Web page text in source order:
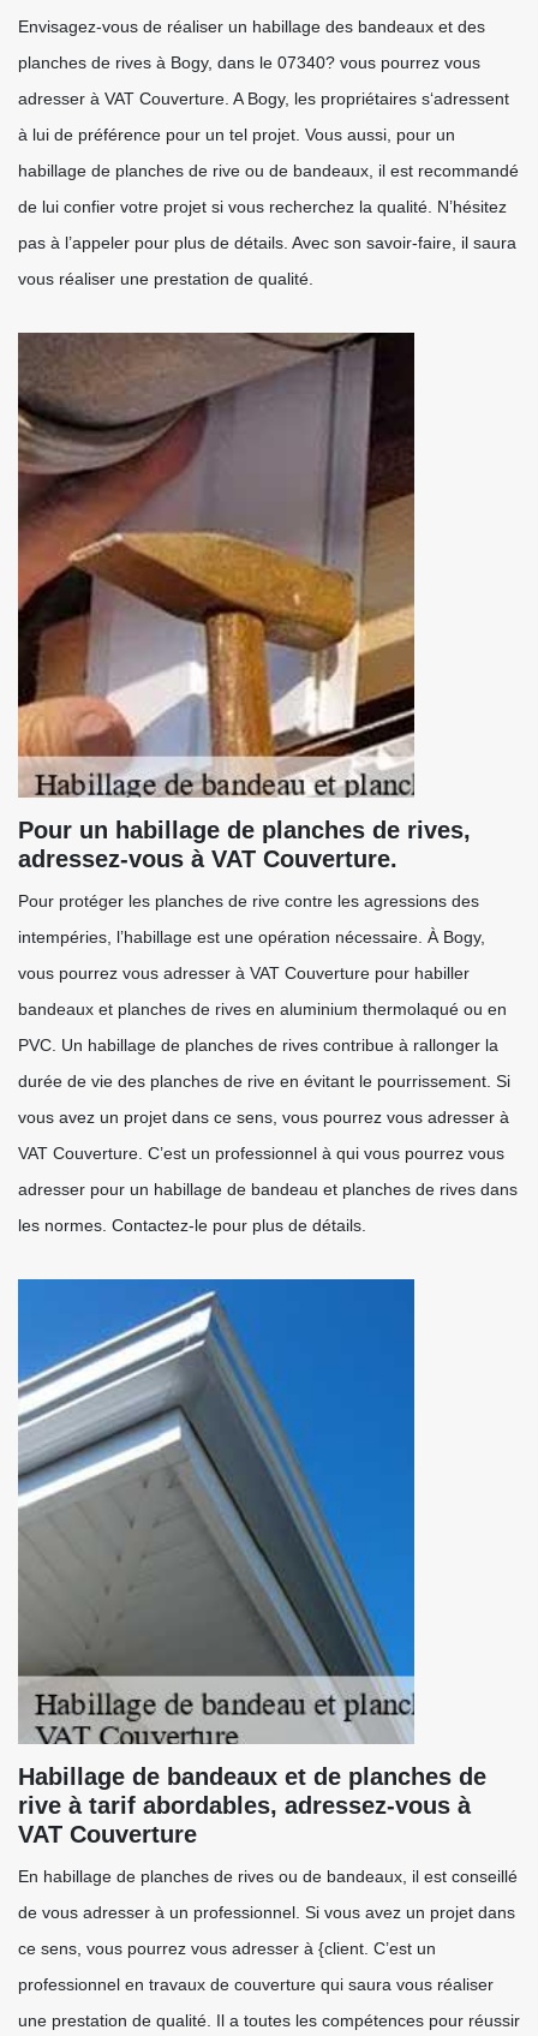
Envisagez-vous de réaliser un habillage des bandeaux et des
planches de rives à Bogy, dans le 07340? vous pourrez vous
adresser à VAT Couverture. A Bogy, les propriétaires s‘adressent
à lui de préférence pour un tel projet. Vous aussi, pour un
habillage de planches de rive ou de bandeaux, il est recommandé
de lui confier votre projet si vous recherchez la qualité. N’hésitez
pas à l’appeler pour plus de détails. Avec son savoir-faire, il saura
vous réaliser une prestation de qualité.
Pour un habillage de planches de rives,
adressez-vous à VAT Couverture.
Pour protéger les planches de rive contre les agressions des
intempéries, l’habillage est une opération nécessaire. À Bogy,
vous pourrez vous adresser à VAT Couverture pour habiller
bandeaux et planches de rives en aluminium thermolaqué ou en
PVC. Un habillage de planches de rives contribue à rallonger la
durée de vie des planches de rive en évitant le pourrissement. Si
vous avez un projet dans ce sens, vous pourrez vous adresser à
VAT Couverture. C’est un professionnel à qui vous pourrez vous
adresser pour un habillage de bandeau et planches de rives dans
les normes. Contactez-le pour plus de détails.
Habillage de bandeaux et de planches de
rive à tarif abordables, adressez-vous à
VAT Couverture
En habillage de planches de rives ou de bandeaux, il est conseillé
de vous adresser à un professionnel. Si vous avez un projet dans
ce sens, vous pourrez vous adresser à {client. C’est un
professionnel en travaux de couverture qui saura vous réaliser
une prestation de qualité. Il a toutes les compétences pour réussir